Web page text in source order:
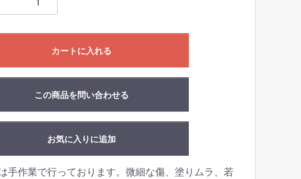
カートに入れる
この商品を問い合わせる
お気に入りに追加
手作業で行っております。微細な傷、塗りムラ、若